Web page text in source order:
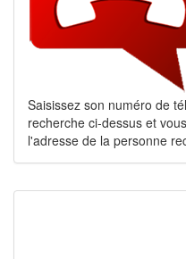
Saisissez son numéro de
recherche ci-dessus et
l'adresse de la personne